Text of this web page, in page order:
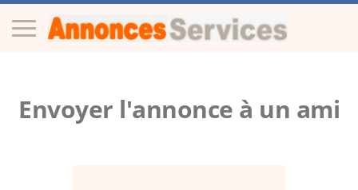
Envoyer l'annonce à un ami